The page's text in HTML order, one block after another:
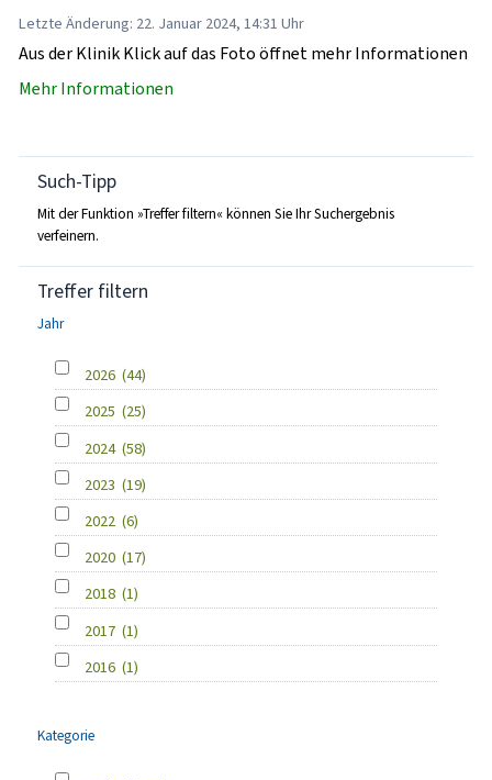
Letzte Änderung: 22. Januar 2024, 14:31 Uhr
Aus der Klinik Klick auf das Foto öffnet mehr Informationen
Mehr Informationen
Such-Tipp
Mit der Funktion »Treffer filtern« können Sie Ihr Suchergebnis
verfeinern.
Treffer filtern
Jahr
2026 (44)
2025 (25)
2024 (58)
2023 (19)
2022 (6)
2020 (17)
2018 (1)
2017 (1)
2016 (1)
Kategorie